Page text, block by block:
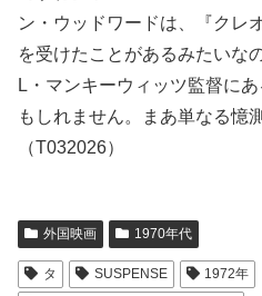
ン・ウッドワードは、『クレ
を受けたことがあるみたいな
L・マンキーウィッツ監督に
もしれません。まあ単なる憶
（T032026）
外国映画 1970年代
タ SUSPENSE
1972年